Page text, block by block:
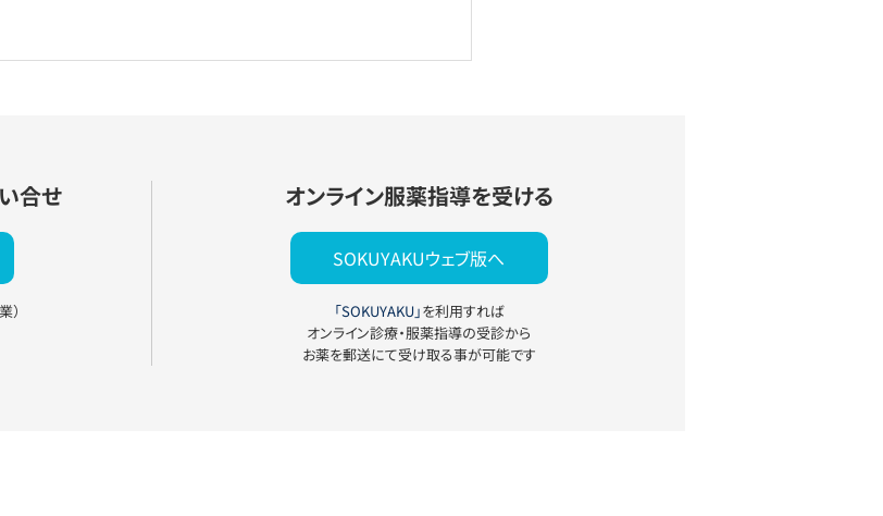
合せ
）
オンライン服薬指導を受ける
SOKUYAKUウェブ版へ
「SOKUYAKU」を利用すれば
オンライン診療・服薬指導の受診から
お薬を郵送にて受け取る事が可能です